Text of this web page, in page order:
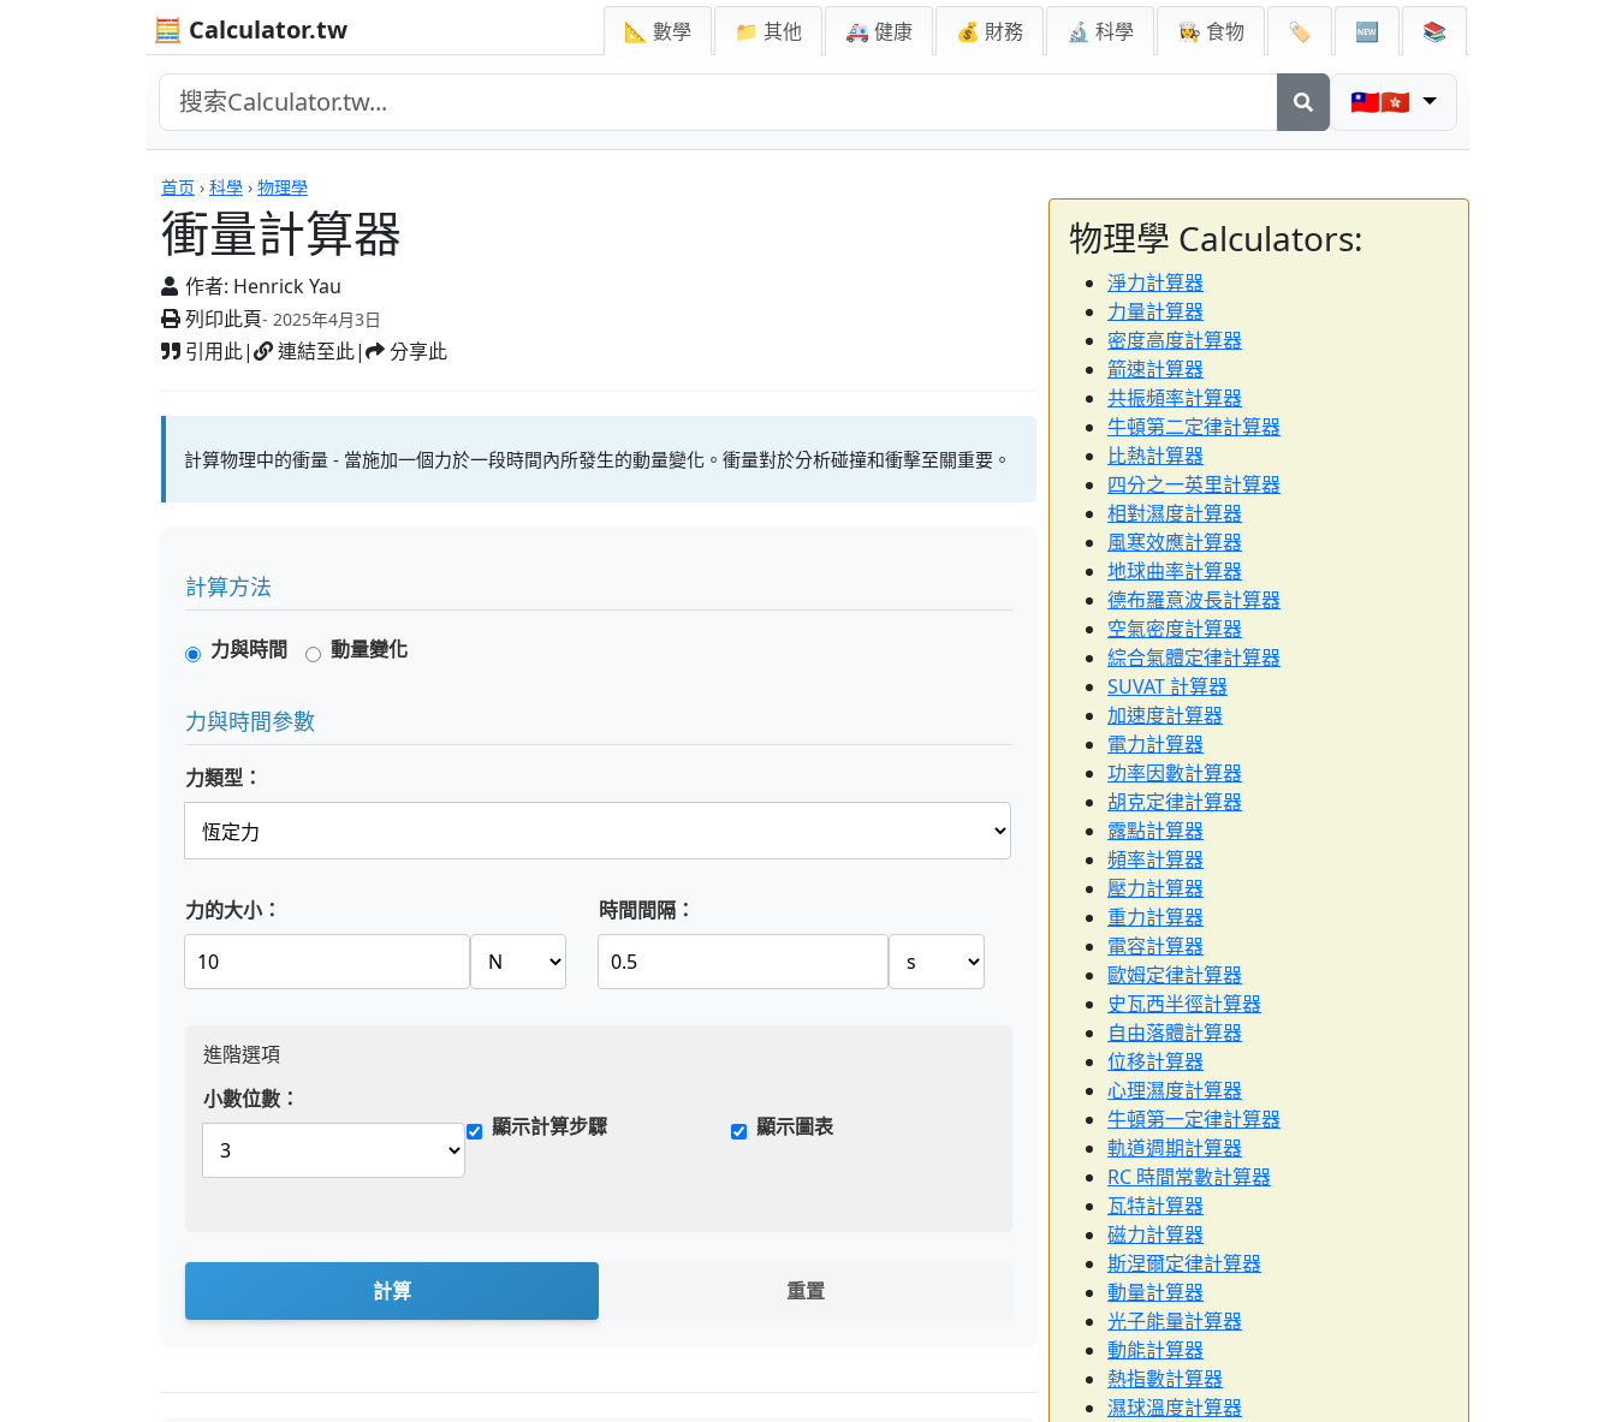
🧮 Calculator.tw 📐 數學 📁 其他 🚑 健康 💰 財務 🔬 科學 👩‍🍳 食物 🏷️ 🆕 📚
🇹🇼🇭🇰
首页 › 科學 › 物理學
衝量計算器
作者: Henrick Yau
列印此頁- 2025年4月3日
引用此| 連結至此| 分享此
衝量計算器
計算物理中的衝量 - 當施加一個力於一段時間內所發生的動量變化。衝量對於分析碰撞和衝擊至關重要。
計算方法
力與時間 動量變化
力與時間參數
力類型：
力的大小： 時間間隔：
進階選項
小數位數：
顯示計算步驟
顯示圖表
計算 重置
物理學 Calculators:
淨力計算器
力量計算器
密度高度計算器
箭速計算器
共振頻率計算器
牛頓第二定律計算器
比熱計算器
四分之一英里計算器
相對濕度計算器
風寒效應計算器
地球曲率計算器
德布羅意波長計算器
空氣密度計算器
綜合氣體定律計算器
SUVAT 計算器
加速度計算器
電力計算器
功率因數計算器
胡克定律計算器
露點計算器
頻率計算器
壓力計算器
重力計算器
電容計算器
歐姆定律計算器
史瓦西半徑計算器
自由落體計算器
位移計算器
心理濕度計算器
牛頓第一定律計算器
軌道週期計算器
RC 時間常數計算器
瓦特計算器
磁力計算器
斯涅爾定律計算器
動量計算器
光子能量計算器
動能計算器
熱指數計算器
濕球溫度計算器